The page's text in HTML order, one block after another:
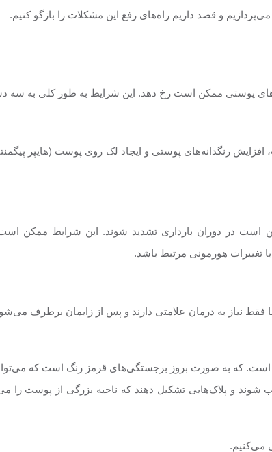
و قصد داریم راه‌های رفع این مشکلات را بازگو کنیم.
پوستی ممکن است رخ دهد. این شرایط به طور کلی به
رنگدانه‌های پوستی و ایجاد لک روی پوست (هایپر
است در دوران بارداری تشدید شوند. این شرایط ممکن
تغییرات هورمونی مرتبط باشد.
فقط نیاز به درمان علامتی دارند و پس از زایمان برطرف
است. که به صورت بروز برجستگی‌های قرمز رنگ است که
و پلاک‌هایی تشکیل دهند که ناحیه بزرگی از پوست را
می‌کنیم.